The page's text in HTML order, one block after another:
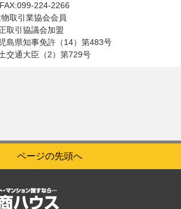
FAX:099-224-2266
取引業協会会員
取引協議会加盟
島県知事免許（14）第483号
交通大臣（2）第729号
ページの先頭へ